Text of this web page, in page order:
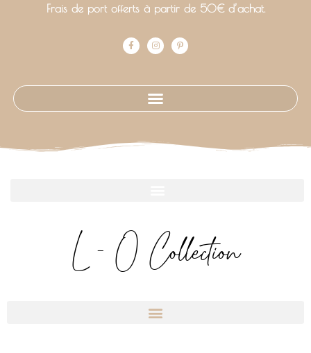
Frais de port offerts à partir de 50€ d’achat.
L - O Collection